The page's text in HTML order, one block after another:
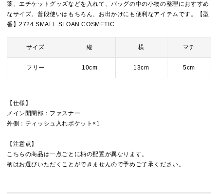
薬、エチケットグッズなどを入れて、バッグの中の小物の整理におすすめ
なサイズ。普段使いはもちろん、お出かけにも便利なアイテムです。【型
番】2724 SMALL SLOAN COSMETIC
サイズ 縦 横 マチ
フリー 10cm 13cm 5cm
【仕様】
メイン開閉部：ファスナー
外側：ティッシュ入れポケット×1
【注意点】
こちらの商品は一点ごとに柄の配置が異なります。
柄はお選びいただくことができませんので予めご了承ください。